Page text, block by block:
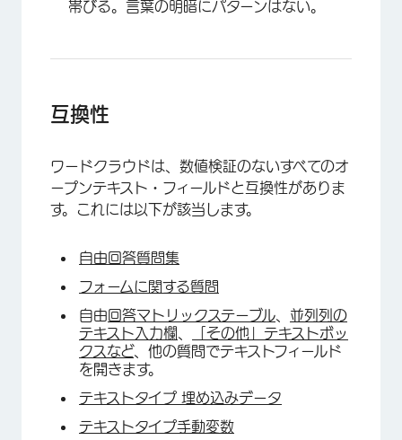
帯びる。言葉の明暗にパターンはない。
互換性
ワードクラウドは、数値検証のないすべてのオ
ープンテキスト・フィールドと互換性がありま
す。これには以下が該当します。
自由回答質問集
フォームに関する質問
自由回答マトリックステーブル
並列列の
テキスト入力欄
「その他」テキストボッ
クスなど、他の質問でテキストフィールド
を開きます。
テキストタイプ 埋め込みデータ
テキストタイプ手動変数